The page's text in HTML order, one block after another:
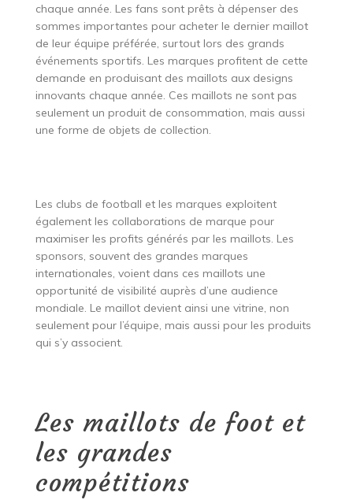
chaque année. Les fans sont prêts à dépenser des
sommes importantes pour acheter le dernier maillot
de leur équipe préférée, surtout lors des grands
événements sportifs. Les marques profitent de cette
demande en produisant des maillots aux designs
innovants chaque année. Ces maillots ne sont pas
seulement un produit de consommation, mais aussi
une forme de objets de collection.
Les clubs de football et les marques exploitent
également les collaborations de marque pour
maximiser les profits générés par les maillots. Les
sponsors, souvent des grandes marques
internationales, voient dans ces maillots une
opportunité de visibilité auprès d’une audience
mondiale. Le maillot devient ainsi une vitrine, non
seulement pour l’équipe, mais aussi pour les produits
qui s’y associent.
Les maillots de foot et
les grandes
compétitions